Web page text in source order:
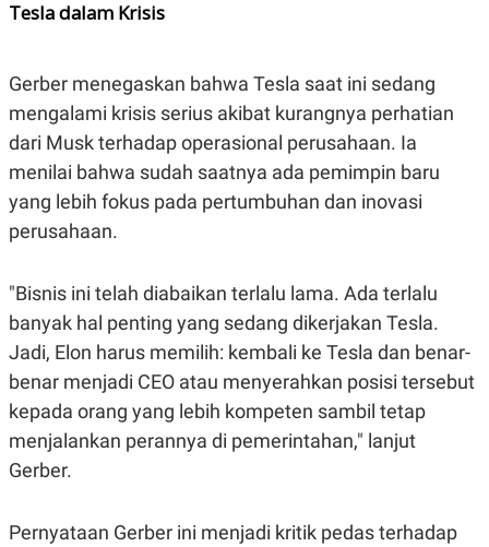
S
A
T
A
A
G
K
O
N
A
N
T
L
P
U
S
JARINGAN
O
N
T
A
A
D
R
E
S
S
E
A
Tesla dalam Krisis
Gerber menegaskan bahwa Tesla saat ini sedang
mengalami krisis serius akibat kurangnya perhatian
dari Musk terhadap operasional perusahaan. Ia
menilai bahwa sudah saatnya ada pemimpin baru
yang lebih fokus pada pertumbuhan dan inovasi
perusahaan.
"Bisnis ini telah diabaikan terlalu lama. Ada terlalu
banyak hal penting yang sedang dikerjakan Tesla.
Jadi, Elon harus memilih: kembali ke Tesla dan benar-
benar menjadi CEO atau menyerahkan posisi tersebut
kepada orang yang lebih kompeten sambil tetap
menjalankan perannya di pemerintahan," lanjut
Gerber.
Pernyataan Gerber ini menjadi kritik pedas terhadap